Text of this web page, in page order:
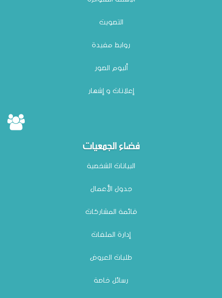
التصويت
روابط مفيدة
ألبوم الصور
إعلانات و إشهار
فضاء الجمعيات
البيانات الشخصية
جدول الأعمال
قائمة المشاركات
إدارة الملفات
طلبات العروض
رسائل خاصة